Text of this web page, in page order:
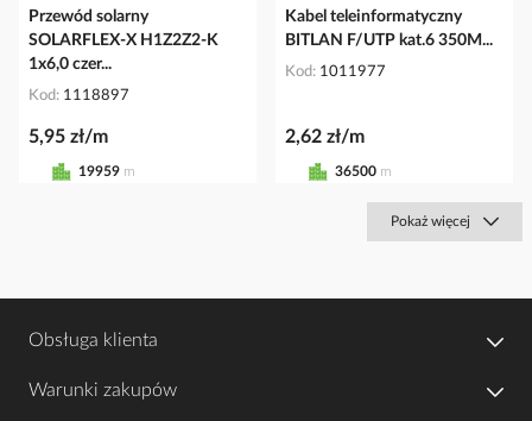
Przewód solarny
SOLARFLEX-X H1Z2Z2-K
1x6,0 czer...
Kod 1118897
5,95 zł/m
19959 m
Kabel teleinformatyczny
BITLAN F/UTP kat.6 350M...
Kod 1011977
2,62 zł/m
36500 m
Pokaż więcej
Obsługa klienta
Warunki zakupów